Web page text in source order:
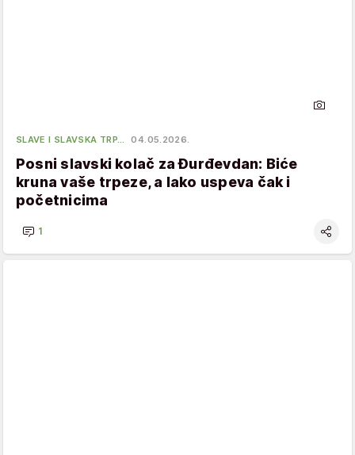
SLAVE I SLAVSKA TRP… 04.05.2026.
Posni slavski kolač za Đurđevdan: Biće
kruna vaše trpeze, a lako uspeva čak i
početnicima
1